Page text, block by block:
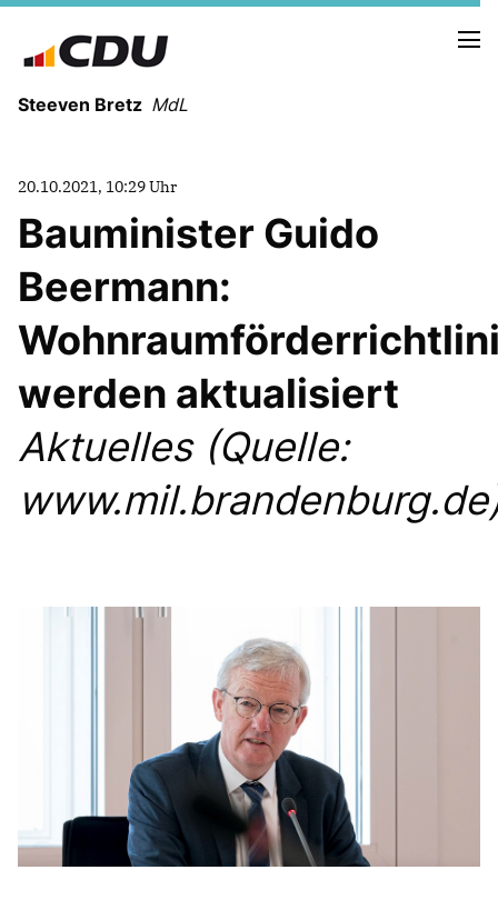
Steeven Bretz MdL
WAHLKREISBESUCHE
PRESSEFOTOS
MEIN BÜRGERBÜRO
MEIN WAHLKREIS
ZIELE
Redebeiträge
Anträge CDU
CDU Fraktion im Brandenburger Landtag
CDU Brandenburg
CDU Potsdam
20.10.2021, 10:29 Uhr
Bauminister Guido
Beermann:
werden aktualisiert
Aktuelles (Quelle: